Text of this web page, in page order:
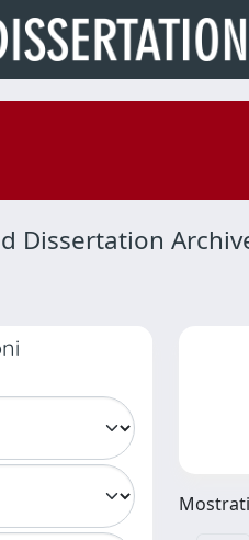
Dissertation